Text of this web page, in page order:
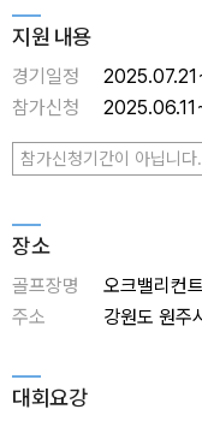
지원 내용
경기일정
참가신청
참가신청기간이 아닙니다.
장소
골프장명
오크밸리컨
주소
강원도 원주
대회요강